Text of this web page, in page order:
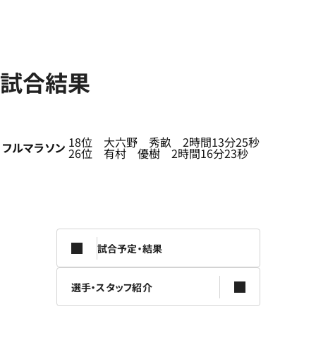
試合結果
フルマラソン 18位 大六野 秀畝 2時間13分25秒
26位 有村 優樹 2時間16分23秒
試合予定・結果
選手・スタッフ紹介